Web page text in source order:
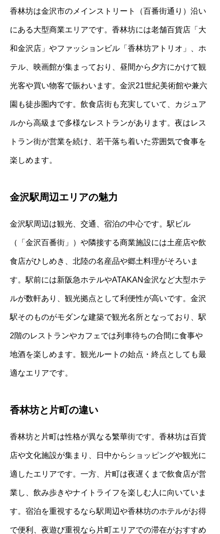
香林坊は金沢市のメインストリート（百番街通り）沿い
にある大型商業エリアです。香林坊には老舗百貨店「大
和金沢店」やファッションビル「香林坊アトリオ」、ホ
テル、映画館が集まっており、昼間から夕方にかけて観
光客や買い物客で賑わいます。金沢21世紀美術館や兼六
園も徒歩圏内です。飲食店街も充実していて、カジュア
ルから高級まで多様なレストランがあります。夜はレス
トラン街が営業を続け、若干落ち着いた雰囲気で食事を
楽しめます。
金沢駅周辺エリアの魅力
金沢駅周辺は観光、交通、宿泊の中心です。駅ビル
（「金沢百番街」）や隣接する商業施設には土産店や飲
食店がひしめき、北陸の名産品や郷土料理がそろいま
す。駅前には新阪急ホテルやATAKAN金沢など大型ホテ
ルが数軒あり、観光拠点として利便性が高いです。金沢
駅そのものがモダンな建築で観光名所となっており、駅
2階のレストランやカフェでは列車待ちの合間に食事や
地酒を楽しめます。観光ルートの始点・終点としても最
適なエリアです。
香林坊と片町の違い
香林坊と片町は性格が異なる繁華街です。香林坊は百貨
店や文化施設が集まり、日中からショッピングや観光に
適したエリアです。一方、片町は夜遅くまで飲食店が営
業し、飲み歩きやナイトライフを楽しむ人に向いていま
す。宿泊を重視するなら駅周辺や香林坊のホテルがお得
で便利、夜遊び重視なら片町エリアでの滞在がおすすめ